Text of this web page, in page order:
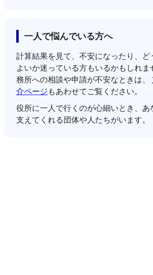
一人で悩んでいる方へ
計算結果を見て、不安になったり、ど
よいか迷っている方もいるかもしれま
務所への相談や申請が不安なときは、
介ページ もあわせてご覧ください。
役所に一人で行くのが心細いとき、あ
支えてくれる団体や人たちがいます。